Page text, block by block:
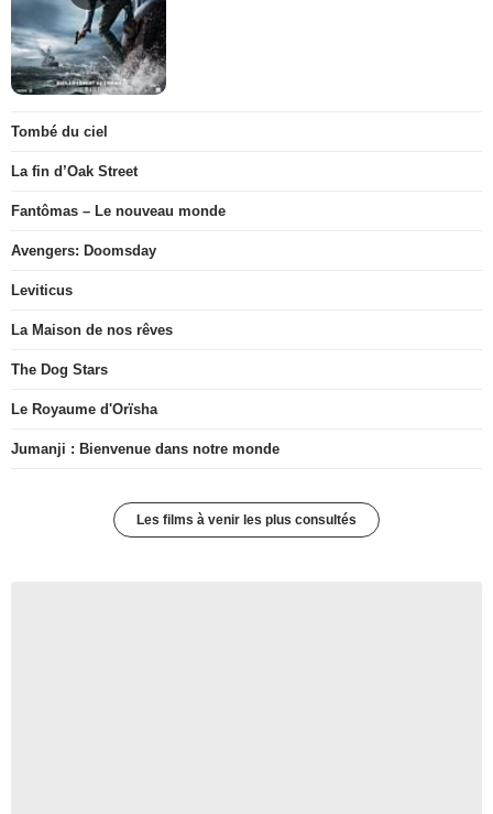
Tombé du ciel
La fin d’Oak Street
Fantômas – Le nouveau monde
Avengers: Doomsday
Leviticus
La Maison de nos rêves
The Dog Stars
Le Royaume d'Orïsha
Jumanji : Bienvenue dans notre monde
Les films à venir les plus consultés